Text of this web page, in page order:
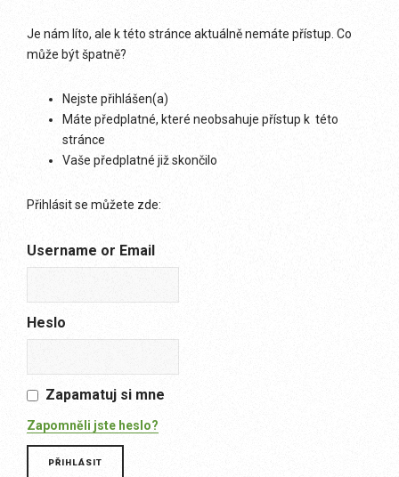
Je nám líto, ale k této stránce aktuálně nemáte přístup. Co
může být špatně?
Nejste přihlášen(a)
Máte předplatné, které neobsahuje přístup k této
stránce
Vaše předplatné již skončilo
Přihlásit se můžete zde:
Username or Email
Heslo
Zapamatuj si mne
Zapomněli jste heslo?